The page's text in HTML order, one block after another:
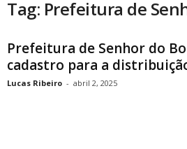
Tag: Prefeitura de
Prefeitura de Senhor do
cadastro para a
Lucas Ribeiro - abril 2, 2025